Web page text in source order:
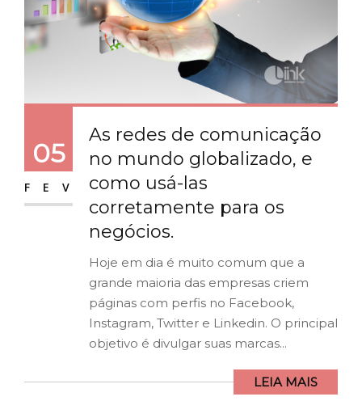
05
FEV
As redes de comunicação
no mundo globalizado, e
como usá-las
corretamente para os
negócios.
Hoje em dia é muito comum que a
grande maioria das empresas criem
páginas com perfis no Facebook,
Instagram, Twitter e Linkedin. O principal
objetivo é divulgar suas marcas...
LEIA MAIS